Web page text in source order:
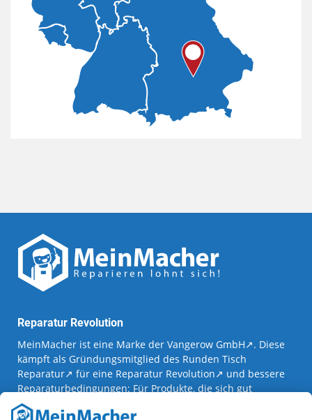
Reparatur Revolution
MeinMacher ist eine Marke der Vangerow GmbH↗. Diese
kämpft als Gründungsmitglied des Runden Tisch
Reparatur↗ für eine Reparatur Revolution↗ und bessere
Reparaturbedingungen: Für Produkte, die sich gut
reparieren lassen, für günstigere Ersatzteile und den